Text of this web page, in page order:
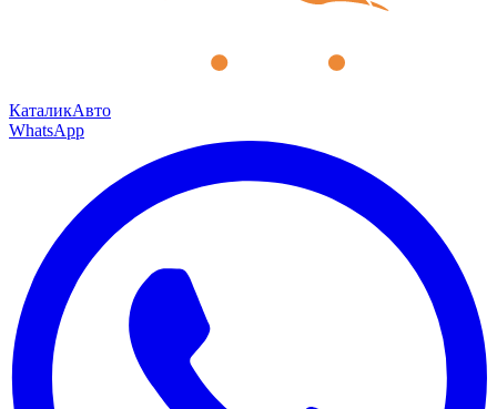
КаталикАвто
WhatsApp